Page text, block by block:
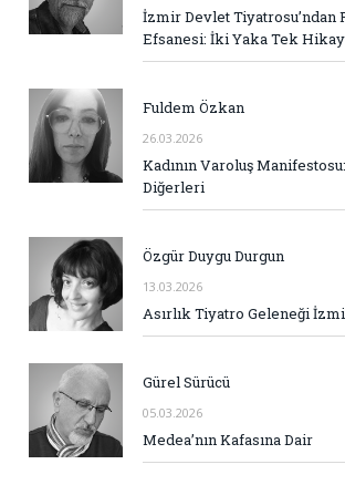
İzmir Devlet Tiyatrosu’ndan
Efsanesi: İki Yaka Tek
Fuldem Özkan
26.03.2026
Kadının Varoluş
Diğerleri
Özgür Duygu Durgun
13.03.2026
Asırlık Tiyatro Geleneği
Gürel Sürücü
05.03.2026
Medea’nın Kafasına Dair